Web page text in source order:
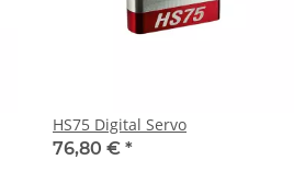
HS75 Digital Servo
76,80 € *